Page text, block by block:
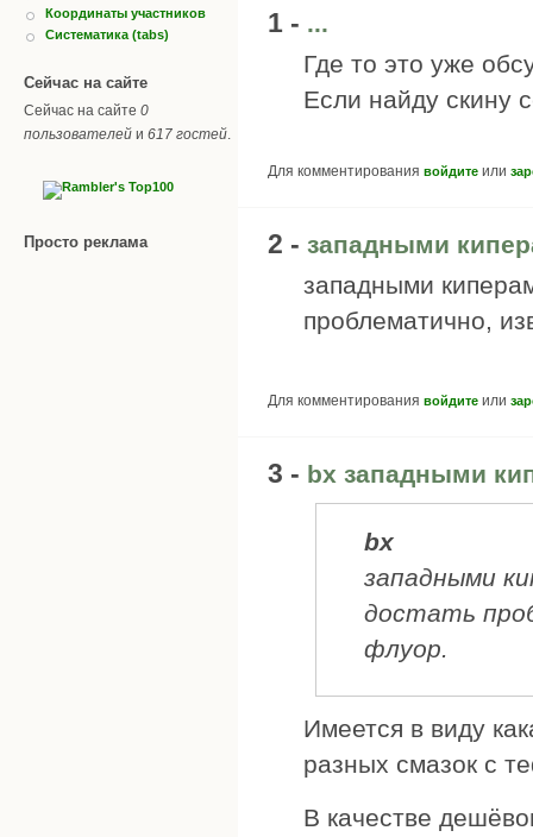
Координаты участников
Систематика (tabs)
Сейчас на сайте
Сейчас на сайте 0
пользователей и 617 гостей
Просто реклама
1 - ...
Где то это уже
Если найду скину
Для комментирования войдите или
2 - западными
западными
проблематично,
Для комментирования войдите или
3 - bx западными
bx
западными
достать
флуор.
Имеется в виду
разных смазок с
В качестве